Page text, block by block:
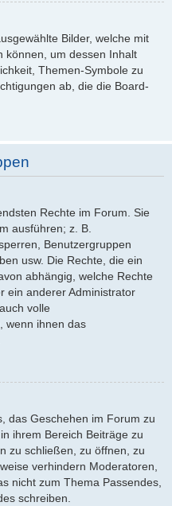
Bilder, welche mit
können, um dessen Inhalt
Themen-Symbole zu
ab, die die Board-
Rechte im Forum. Sie
ausführen; z. B.
Benutzergruppen
usw. Die Rechte, die ein
abhängig, welche Rechte
ein anderer Administrator
volle
wenn ihnen das
das Geschehen im Forum zu
ihrem Bereich Beiträge zu
zu schließen, zu öffnen, zu
verhindern Moderatoren,
nicht zum Thema Passendes,
schreiben.